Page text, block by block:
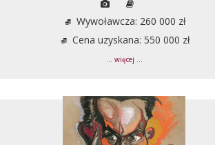
Wywoławcza: 260 000 zł
Cena uzyskana: 550 000 zł
... więcej ...